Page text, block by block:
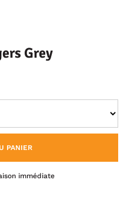
Grey
PANIER
immédiate